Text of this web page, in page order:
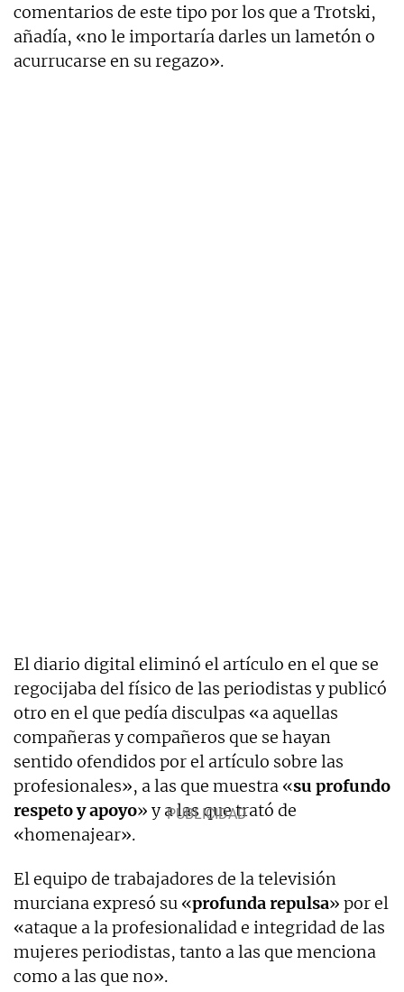
comentarios de este tipo por los que a Trotski,
añadía, «no le importaría darles un lametón o
acurrucarse en su regazo».
El diario digital eliminó el artículo en el que se
regocijaba del físico de las periodistas y publicó
otro en el que pedía disculpas «a aquellas
compañeras y compañeros que se hayan
sentido ofendidos por el artículo sobre las
profesionales», a las que muestra «su profundo
respeto y apoyo» y a las que trató de
«homenajear».
El equipo de trabajadores de la televisión
murciana expresó su «profunda repulsa» por el
«ataque a la profesionalidad e integridad de las
mujeres periodistas, tanto a las que menciona
como a las que no».